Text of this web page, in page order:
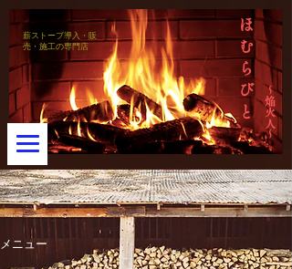
メニュー
薪ストーブ導入・販
売・施工の専門店
ほ
む
ら
び
と
～焔火人～